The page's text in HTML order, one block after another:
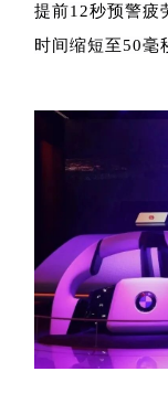
提前12秒预警疲
时间缩短至50毫